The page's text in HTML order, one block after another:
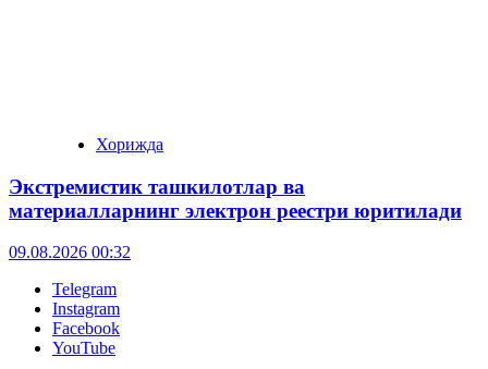
Хорижда
Экстремистик ташкилотлар ва
материалларнинг электрон реестри юритилади
09.08.2026 00:32
Telegram
Instagram
Facebook
YouTube